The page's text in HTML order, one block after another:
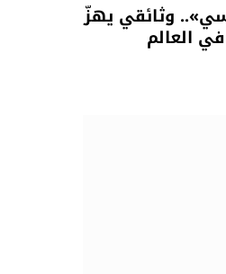
وثائقي يهزّ
العالم